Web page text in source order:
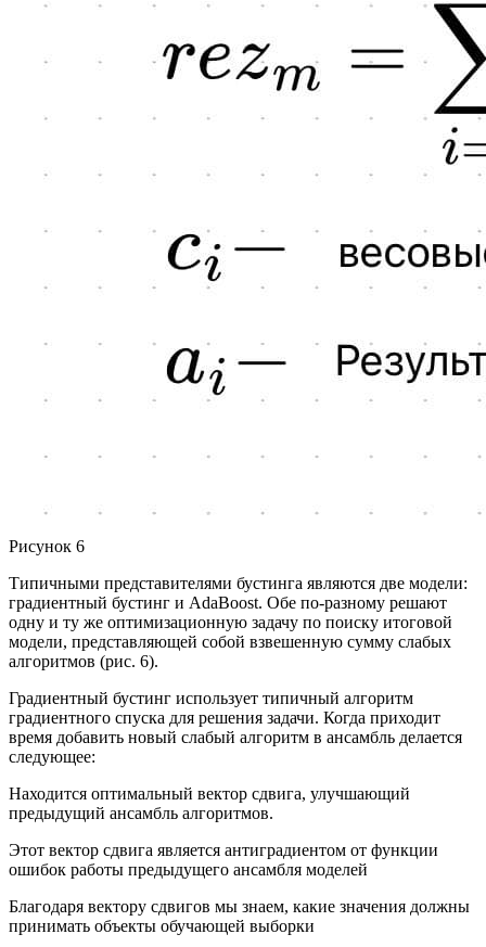
Рисунок 6
Типичными представителями бустинга являются две модели:
градиентный бустинг и AdaBoost. Обе по-разному решают
одну и ту же оптимизационную задачу по поиску итоговой
модели, представляющей собой взвешенную сумму слабых
алгоритмов (рис. 6).
Градиентный бустинг использует типичный алгоритм
градиентного спуска для решения задачи. Когда приходит
время добавить новый слабый алгоритм в ансамбль делается
следующее:
Находится оптимальный вектор сдвига, улучшающий
предыдущий ансамбль алгоритмов.
Этот вектор сдвига является антиградиентом от функции
ошибок работы предыдущего ансамбля моделей
Благодаря вектору сдвигов мы знаем, какие значения должны
принимать объекты обучающей выборки